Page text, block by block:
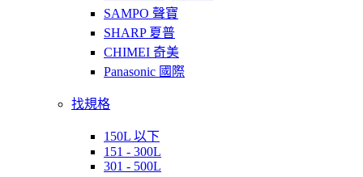
SAMPO 聲寶
SHARP 夏普
CHIMEI 奇美
Panasonic 國際
找規格
150L 以下
151 - 300L
301 - 500L